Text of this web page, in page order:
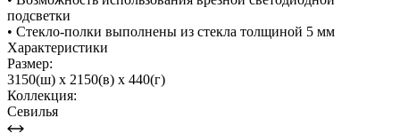
подсветки
• Стекло-полки выполнены из стекла толщиной 5 мм
Характеристики
Размер:
3150(ш) x 2150(в) x 440(г)
Коллекция:
Севилья